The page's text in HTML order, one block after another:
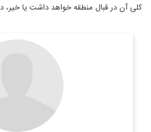
کلی آن در قبال منطقه خواهد داشت یا خیر،
مترجم زبان انگلیسی و عضو